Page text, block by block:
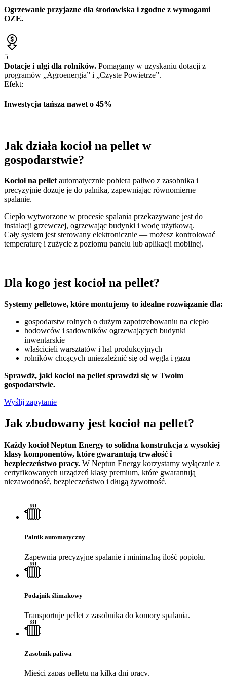
Ogrzewanie przyjazne dla środowiska i zgodne z wymogami
OZE.
5
Dotacje i ulgi dla rolników. Pomagamy w uzyskaniu dotacji z
programów „Agroenergia” i „Czyste Powietrze”.
Efekt:
Inwestycja tańsza nawet o 45%
Jak działa kocioł na pellet w
gospodarstwie?
Kocioł na pelletautomatycznie pobiera paliwo z zasobnika i
precyzyjnie dozuje je do palnika, zapewniając równomierne
spalanie.
Ciepło wytworzone w procesie spalania przekazywane jest do
instalacji grzewczej, ogrzewając budynki i wodę użytkową.
Cały system jest sterowany elektronicznie — możesz kontrolować
temperaturę i zużycie z poziomu panelu lub aplikacji mobilnej.
Dla kogo jest kocioł na pellet?
Systemy pelletowe, które montujemy to idealne rozwiązanie dla:
gospodarstw rolnych o dużym zapotrzebowaniu na ciepło
hodowców i sadowników ogrzewających budynki
inwentarskie
właścicieli warsztatów i hal produkcyjnych
rolników chcących uniezależnić się od węgla i gazu
Sprawdź, jaki kocioł na pellet sprawdzi się w Twoim
gospodarstwie.
Wyślij zapytanie
Jak zbudowany jest kocioł na pellet?
Każdy kocioł Neptun Energy to solidna konstrukcja z wysokiej
klasy komponentów, które gwarantują trwałość i
bezpieczeństwo pracy. W Neptun Energy korzystamy wyłącznie z
certyfikowanych urządzeń klasy premium, które gwarantują
niezawodność, bezpieczeństwo i długą żywotność.
Palnik automatyczny
Zapewnia precyzyjne spalanie i minimalną ilość popiołu.
Podajnik ślimakowy
Transportuje pellet z zasobnika do komory spalania.
Zasobnik paliwa
Mieści zapas pelletu na kilka dni pracy.